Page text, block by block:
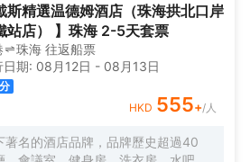
，毗鄰情侶路，日月貝，珠海市政府
明珠站打車約20分鐘，周邊永旺超
，美食購物，一應俱全， 麗怡酒店
適温馨多種房型，滿足您的不同需
休閒區，店內WIFI公共區域全覆蓋
廳、洗衣房及健身房(24小時服務)
展、休閒的理想選擇WELCOME
酒店的標誌造型是一朵玫瑰花，玫瑰
徵真摯的情誼，無論何時何地，在
斯精選温德姆酒店（珠海拱北口岸
站店） 】珠海 2-5天套票
珠海 往返船票
日期: 08月12日 - 08月13日
分
HKD 555+/人
著名的酒店品牌，品牌歷史超過40